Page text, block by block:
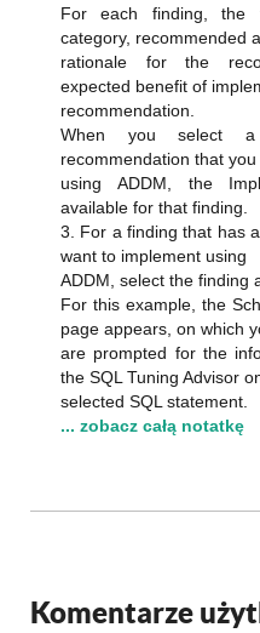
For each finding, the
category, recommended
rationale for the
expected benefit of
recommendation.
When you select
recommendation that
using ADDM, the
available for that finding.
3. For a finding that has
want to implement using
ADDM, select the finding
For this example, the
page appears, on which
are prompted for the
the SQL Tuning Advisor
selected SQL statement.
... zobacz całą notatkę
Komentarze